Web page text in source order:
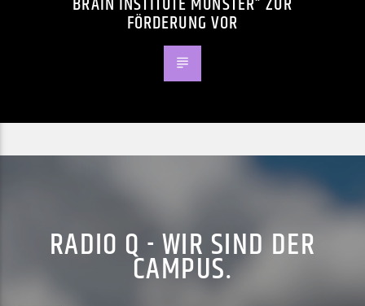
FÖRDERUNG VOR
RADIO Q - WIR SIND DER
CAMPUS.